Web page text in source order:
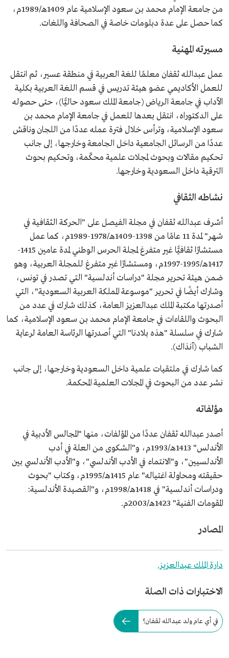
من جامعة الإمام محمد بن سعود الإسلامية عام 1409هـ/1989م،
كما حصل على عدة دبلومات خاصة في الصحافة واللغات.
مسيرته المهنية
عمل عبدالله ثقفان معلمًا للغة العربية في منطقة عسير، ثم انتقل
للعمل الأكاديمي عضو هيئة تدريس في قسم اللغة العربية بكلية
الآداب في جامعة الرياض (جامعة الملك سعود حاليًّا)، حتى حصوله
على الدكتوراه، انتقل بعدها للعمل في جامعة الإمام محمد بن
سعود الإسلامية، وترأس خلال فترة عمله عددًا من اللجان وناقش
عددًا من الرسائل الجامعية داخل الجامعة وخارجها، إلى جانب
تحكيم مقالات وبحوث لمجلات علمية محكّمة، وتحكيم بحوث
الترقية داخل السعودية وخارجها.
نشاطه الثقافي
أشرف عبدالله ثقفان في مجلة الفيصل على "الحركة الثقافية في
شهر" لمدة 11 عامًا من 1398-1409هـ/1978-1989م، كما عمل
مستشارًا ثقافيًّا غير متفرغ لمجلة الحرس الوطني لمدة عامين 1415-
1417هـ/1995-1997م، ومستشارًا غير متفرغ للمجلة العربية، وهو
ضمن هيئة تحرير مجلة "دراسات أندلسية" التي تصدر في تونس،
وشارك أيضًا في تحرير "موسوعة المملكة العربية السعودية"، التي
أصدرتها مكتبة الملك عبدالعزيز العامة، كذلك شارك في عدد من
البحوث واللقاءات في جامعة الإمام محمد بن سعود الإسلامية، كما
شارك في سلسلة "هذه بلادنا" التي أصدرتها الرئاسة العامة لرعاية
الشباب (آنذاك).
كما شارك في ملتقيات علمية داخل السعودية وخارجها، إلى جانب
نشر عدد من البحوث في المجلات العلمية المحكمة.
مؤلفاته
أصدر عبدالله ثقفان عددًا من المؤلفات، منها "المجالس الأدبية في
الأندلس" 1413هـ/1993م، و"الشكوى من العلة في أدب
الأندلسيين"، و"الانتماء في الأدب الأندلسي"، و"الأدب الأندلسي بين
حقيقته ومحاولة اغتياله" عام 1415هـ/1995م، وكتاب "بحوث
ودراسات أندلسية" في 1418هـ/1998م، و"القصيدة الأندلسية:
المقومات الفنية" 1423هـ/2003م.
المصادر
دارة الملك عبدالعزيز.
الاختبارات ذات الصلة
في أي عام ولد عبدالله ثقفان؟